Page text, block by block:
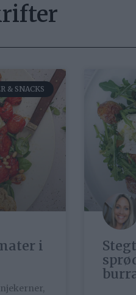
& SNACKS
i